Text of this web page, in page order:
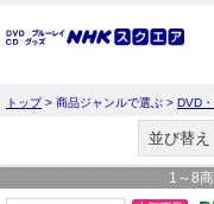
トップ> 商品ジャンルで選ぶ > DVD
並び替え
1 ～ 8